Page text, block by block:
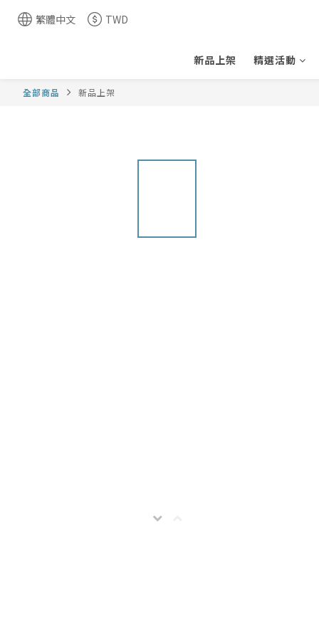
繁體中文 TWD
新品上架 精選活動
全部商品 新品上架